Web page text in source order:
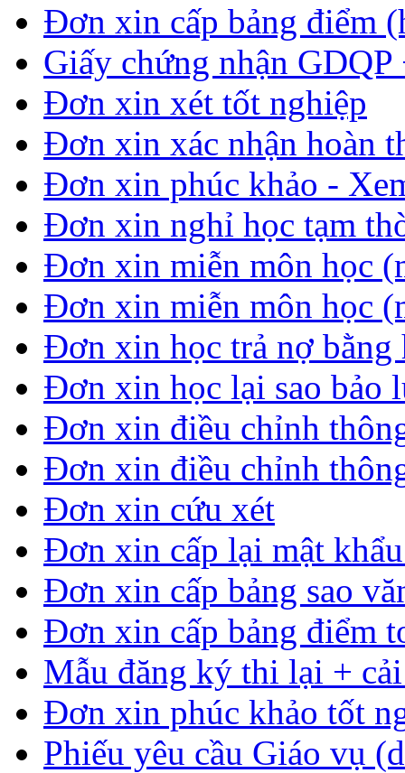
Đơn xin cấp bảng điểm
Giấy chứng nhận
Đơn xin xét tốt nghiệp
Đơn xin xác nhận hoàn
Đơn xin phúc khảo -
Đơn xin nghỉ học tạm
Đơn xin miễn môn học
Đơn xin miễn môn học
Đơn xin học trả nợ
Đơn xin học lại sao bảo
Đơn xin điều chỉnh
Đơn xin điều chỉnh
Đơn xin cứu xét
Đơn xin cấp lại mật
Đơn xin cấp bảng sao
Đơn xin cấp bảng điểm
Mẫu đăng ký thi lại +
Đơn xin phúc khảo tốt
Phiếu yêu cầu Giáo vụ